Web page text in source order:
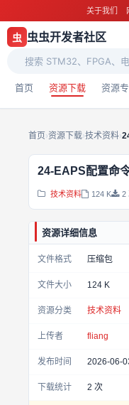
关于我们
虫 虫虫开发者社区
首页 资源下载 资源
首页›资源下载›技术资料›
24-EAPS配置命
技术资料 124 K 2
资源详细信息
文件格式 压缩包
文件大小 124 K
资源分类 技术资料
上传者 fliang
发布时间 2026-06-
下载统计 2 次